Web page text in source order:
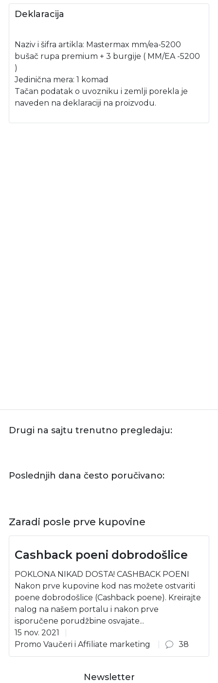
Deklaracija
Naziv i šifra artikla: Mastermax mm/ea-5200
bušač rupa premium + 3 burgije ( MM/EA -5200
)
Jedinična mera: 1 komad
Tačan podatak o uvozniku i zemlji porekla je
naveden na deklaraciji na proizvodu.
Drugi na sajtu trenutno pregledaju:
Poslednjih dana često poručivano:
Zaradi posle prve kupovine
Cashback poeni dobrodošlice
POKLONA NIKAD DOSTA! CASHBACK POENI
Nakon prve kupovine kod nas možete ostvariti
poene dobrodošlice (Cashback poene). Kreirajte
nalog na našem portalu i nakon prve
isporučene porudžbine osvajate...
15 nov. 2021
Promo Vaučeri i Affiliate marketing
38
Newsletter